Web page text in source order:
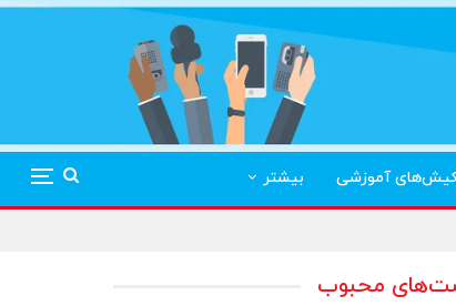
آموزشی بیشتر
محبوب